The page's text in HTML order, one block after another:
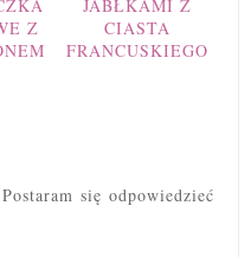
Z
JABŁKAMI Z
CIASTA
FRANCUSKIEGO
się odpowiedzieć